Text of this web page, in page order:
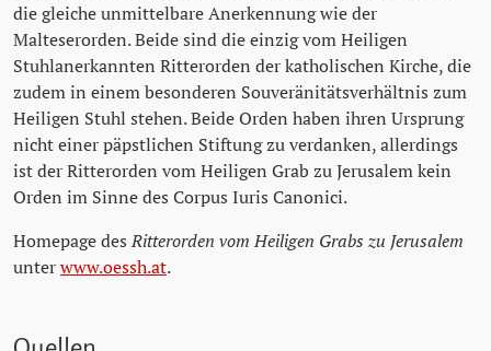
die gleiche unmittelbare Anerkennung wie der
Malteserorden. Beide sind die einzig vom Heiligen
Stuhlanerkannten Ritterorden der katholischen Kirche, die
zudem in einem besonderen Souveränitätsverhältnis zum
Heiligen Stuhl stehen. Beide Orden haben ihren Ursprung
nicht einer päpstlichen Stiftung zu verdanken, allerdings
ist der Ritterorden vom Heiligen Grab zu Jerusalem kein
Orden im Sinne des Corpus Iuris Canonici.
Homepage desRitterorden vom Heiligen Grabs zu Jerusalem
unterwww.oessh.at.